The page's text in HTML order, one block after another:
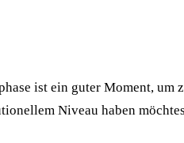
ist ein guter Moment,
Niveau haben